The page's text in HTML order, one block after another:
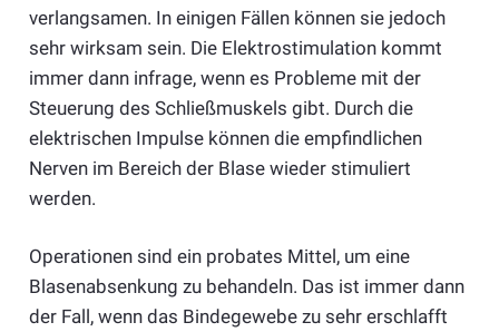
verlangsamen. In einigen Fällen können sie jedoch
sehr wirksam sein. Die Elektrostimulation kommt
immer dann infrage, wenn es Probleme mit der
Steuerung des Schließmuskels gibt. Durch die
elektrischen Impulse können die empfindlichen
Nerven im Bereich der Blase wieder stimuliert
werden.
Operationen sind ein probates Mittel, um eine
Blasenabsenkung zu behandeln. Das ist immer dann
der Fall, wenn das Bindegewebe zu sehr erschlafft